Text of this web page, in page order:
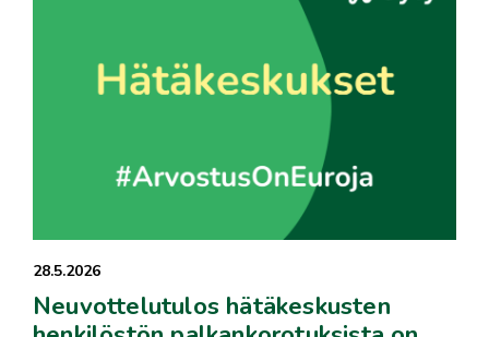
28.5.2026
Neuvottelutulos hätäkeskusten